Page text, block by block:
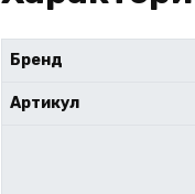
Бренд
Артикул